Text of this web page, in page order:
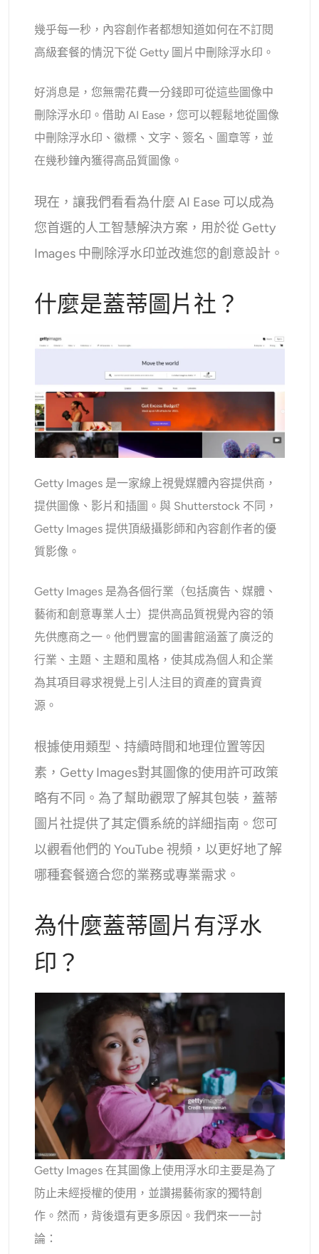
AI 風格圖片生成器
髮型更換器
AI濾鏡
AI頭像生成器
護照照片製作工具
視頻效果
影片浮水印去除器
幾乎每一秒，內容創作者都想知道如何在不訂閱
高級套餐的情況下從 Getty 圖片中刪除浮水印。
好消息是，您無需花費一分錢即可從這些圖像中
刪除浮水印。借助 AI Ease，您可以輕鬆地從圖像
中刪除浮水印、徽標、文字、簽名、圖章等，並
在幾秒鐘內獲得高品質圖像。
現在，讓我們看看為什麼 AI Ease 可以成為
您首選的人工智慧解決方案，用於從 Getty
Images 中刪除浮水印並改進您的創意設計。
什麼是蓋蒂圖片社？
Getty Images 是一家線上視覺媒體內容提供商，
提供圖像、影片和插圖。與 Shutterstock 不同，
Getty Images 提供頂級攝影師和內容創作者的優
質影像。
Getty Images 是為各個行業（包括廣告、媒體、
藝術和創意專業人士）提供高品質視覺內容的領
先供應商之一。他們豐富的圖書館涵蓋了廣泛的
行業、主題、主題和風格，使其成為個人和企業
為其項目尋求視覺上引人注目的資產的寶貴資
源。
根據使用類型、持續時間和地理位置等因
素，Getty Images對其圖像的使用許可政策
略有不同。為了幫助觀眾了解其包裝，蓋蒂
圖片社提供了其定價系統的詳細指南。您可
以觀看他們的 YouTube 視頻，以更好地了解
哪種套餐適合您的業務或專業需求。
為什麼蓋蒂圖片有浮水
印？
Getty Images 在其圖像上使用浮水印主要是為了
防止未經授權的使用，並讚揚藝術家的獨特創
作。然而，背後還有更多原因。我們來一一討
論：